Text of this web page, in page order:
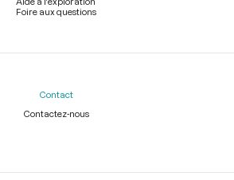
Foire aux questions
Contact
Contactez-nous